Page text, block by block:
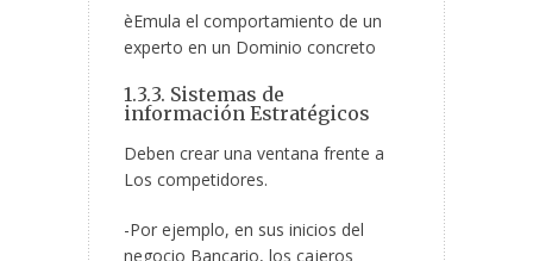
èEmula el comportamiento de un
experto en un Dominio concreto
1.3.3. Sistemas de
información Estratégicos
Deben crear una ventana frente a
Los competidores.
-Por ejemplo, en sus inicios del
negocio Bancario, los cajeros